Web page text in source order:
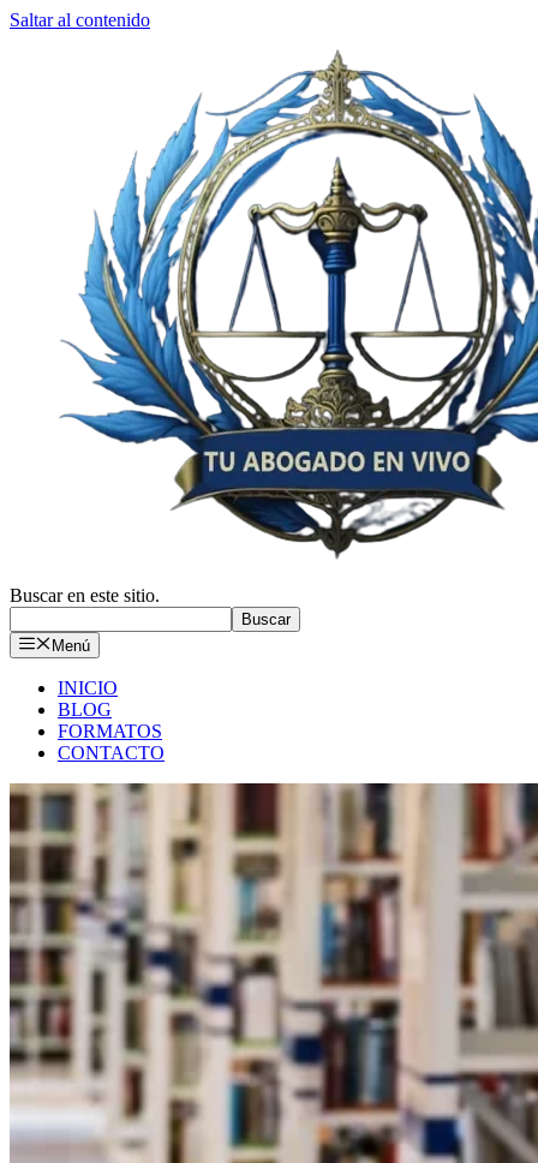
Saltar al contenido
Buscar en este sitio.
Buscar
Menú
INICIO
BLOG
FORMATOS
CONTACTO